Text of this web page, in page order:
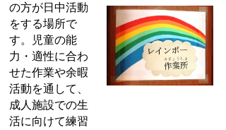
の方が日中活動
をする場所で
す。児童の能
力・適性に合わ
せた作業や余暇
活動を通して、
成人施設での生
活に向けて練習